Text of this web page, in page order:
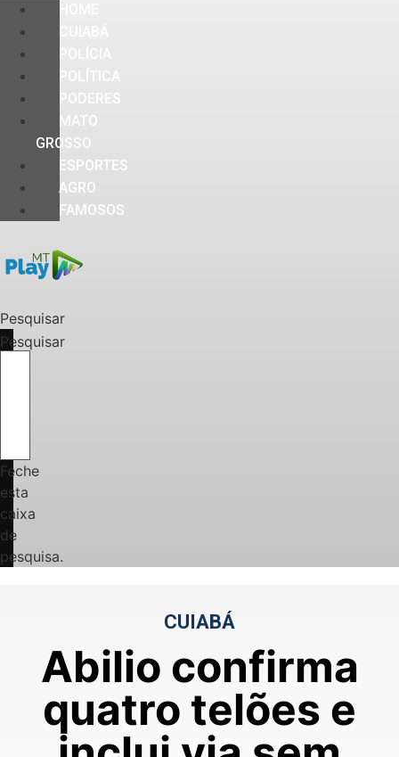
PODERES
MATO
GROSSO
ESPORTES
AGRO
FAMOSOS
Pesquisar
Pesquisar
Feche
esta
caixa
de
pesquisa.
CUIABÁ
Abilio confirma
quatro telões e